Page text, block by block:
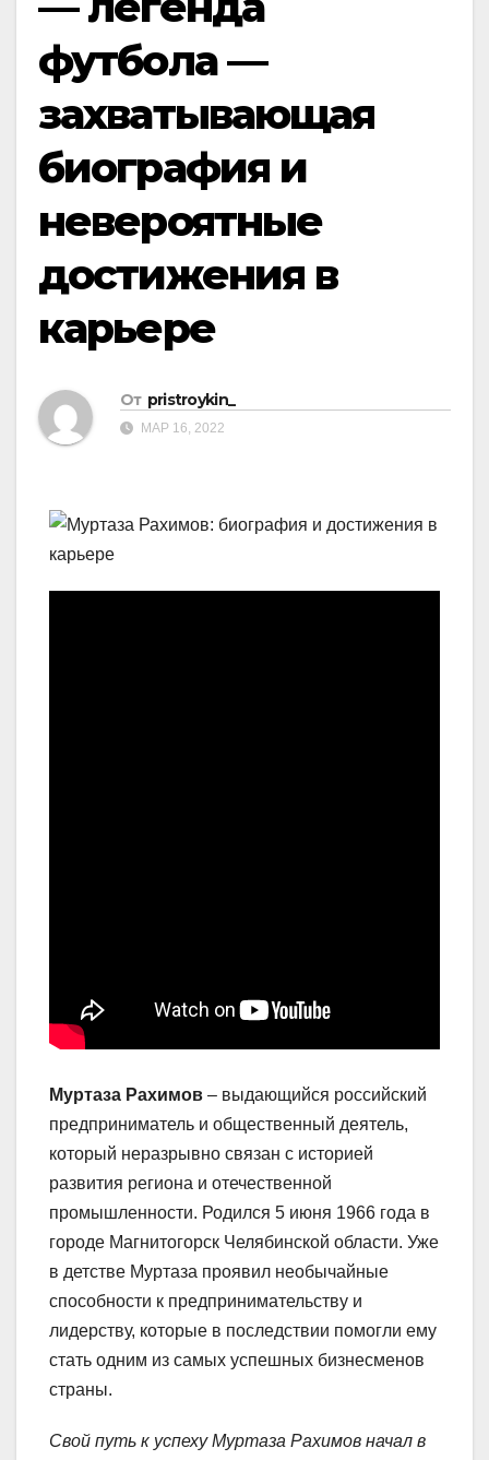
футбола —
захватывающая
биография и
невероятные
достижения в
карьере
От pristroykin_
МАР 16, 2022
Муртаза Рахимов – выдающийся российский
предприниматель и общественный деятель,
который неразрывно связан с историей
развития региона и отечественной
промышленности. Родился 5 июня 1966 года в
городе Магнитогорск Челябинской области. Уже
в детстве Муртаза проявил необычайные
способности к предпринимательству и
лидерству, которые в последствии помогли ему
стать одним из самых успешных бизнесменов
страны.
Свой путь к успеху Муртаза Рахимов начал в